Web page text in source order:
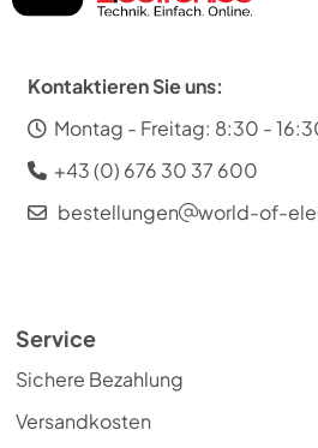
Kontaktieren Sie uns:
Montag - Freitag: 8:30 -
+43 (0) 676 30 37 600
bestellungen
world-of-
Service
Sichere Bezahlung
Versandkosten